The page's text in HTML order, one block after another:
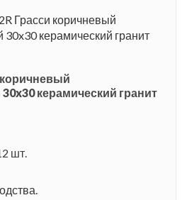
коричневый
керамический гранит
шт.